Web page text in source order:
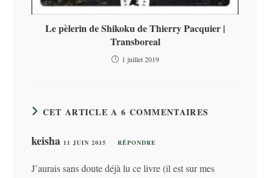
Le pèlerin de Shikoku de Thierry Pacquier |
Transboreal
1 juillet 2019
CET ARTICLE A 6 COMMENTAIRES
keisha 11 JUIN 2015 RÉPONDRE
J’aurais sans doute déjà lu ce livre (il est sur mes